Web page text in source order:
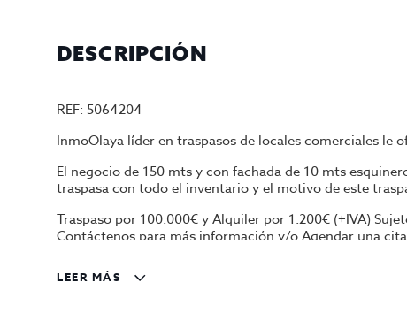
DESCRIPCIÓN
REF: 5064204
InmoOlaya líder en traspasos de locales comerciales le
El negocio de 150 mts y con fachada de 10 mts
traspasa con todo el inventario y el motivo de este
Traspaso por 100.000€ y Alquiler por 1.200€ (+IVA)
Contáctenos para más información y/o Agendar una
Gestiona InmoOlaya
InmoOlaya, agencia líder en traspasos de hotelería,
LEER MÁS